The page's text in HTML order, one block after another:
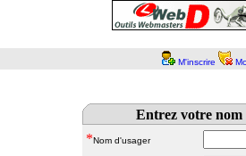
M'inscrire
Entrez votre nom
*Nom d'usager